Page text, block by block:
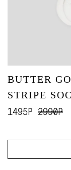
BUTTER
STRIPE
1495Р 2990Р